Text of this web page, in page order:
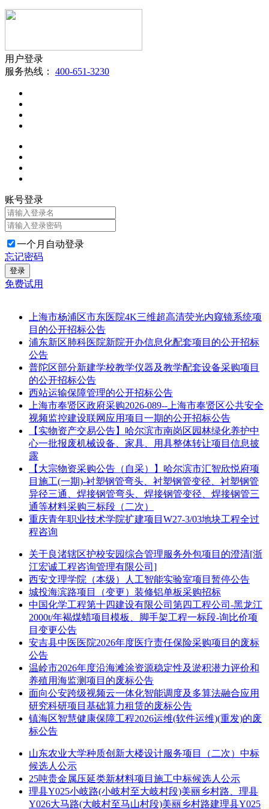
用户登录
服务热线： 400-651-3230
账号登录
一个月自动登录
忘记密码
登录
免费试用
上海市杨浦区市东医院4K三维超高清荧光内窥镜系统项
目的公开招标公告
浦东新区肺科医院新院开办信息化配套项目的公开招标
公告
普陀区部分新建学校教学仪器及教学配套设备采购项目
的公开招标公告
西站运输保障管理的公开招标公告
上海市奉贤区政府采购2026-089--上海市奉贤区公共安全
视频监控建设联网应用项目一期的公开招标公告
【实物资产交易公告】哈尔滨市南岗区园林绿化养护中
心一批报废机械设备、家具、用具整体转让项目信息披
露
【大宗物资采购公告（自采）】哈尔滨市汇智欣悦府项
目施工(一期)-衬塑钢管弯头、衬塑钢管变径、衬塑钢管
异径三通、焊接钢管弯头、焊接钢管变径、焊接钢管三
通等材料采购三标段（二次）
重庆青年职业技术学院扩建项目W27-3/03地块工程全过
程咨询
关于良渚辖区护校安园综合管理服务外包项目的澄清[浙
江宏诚工程咨询管理有限公司]
西安文理学院（本级）人工智能实验室项目暂停公告
城投海滨路项目（变更）装修铝单板采购招标
中国化学工程第十四建设有限公司第四工程公司-黑龙江
2000t/年褐煤蜡项目模板、脚手架工程一标段-询比价项
目变更公告
安吉县中医医院2026年度医疗责任保险采购项目的废标
公告
温岭市2026年度沿海滩涂资源稳定性及淤积潜力评价和
养殖用海监测项目的废标公告
面向公安跨级视频云一体化智能调度及多算法融合应用
研究科研项目基础算力租赁的废标公告
镇海区智慧健康保障工程2026运维(软件运维)(重发)的废
标公告
山东农业大学种质创新大楼设计服务项目（二次）中标
候选人公示
25吨贵金属压延类新材料项目施工中标候选人公示
理县Y025小岐路(小岐村至大岐村段)美丽乡村路、理县
Y026大马路(大岐村至马山村段)美丽乡村路建理县Y025